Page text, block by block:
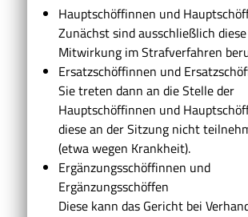
Hauptschöffinnen und
Zunächst sind ausschließlich
Mitwirkung im Strafverfahren
Ersatzschöffinnen und
Sie treten dann an die Stelle der
Hauptschöffinnen und
diese an der Sitzung nicht
(etwa wegen Krankheit).
Ergänzungsschöffinnen und
Ergänzungsschöffen
Diese kann das Gericht bei